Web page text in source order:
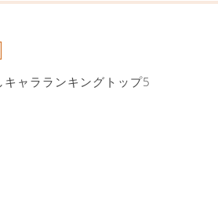
ャラランキングトップ5